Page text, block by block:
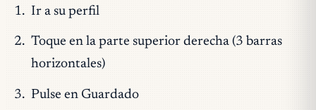
Ir a su perfil
Toque en la parte superior derecha (3 barras
horizontales)
Pulse en Guardado